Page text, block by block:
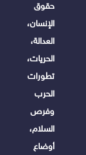
حقوق
الإنسان،
العدالة،
الحريات،
تطورات
الحرب
وفرص
السلام،
أوضاع